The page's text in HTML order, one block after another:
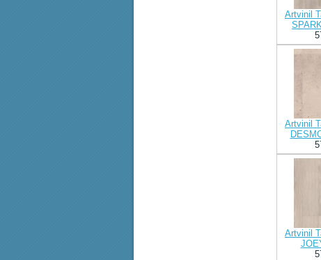
Artvinil
Artvinil
Artvinil